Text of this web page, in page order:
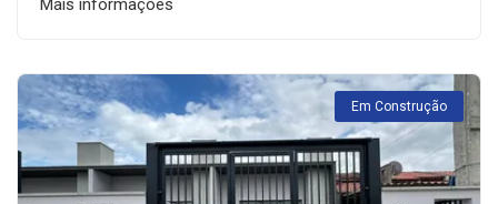
Mais informações
Em Construção